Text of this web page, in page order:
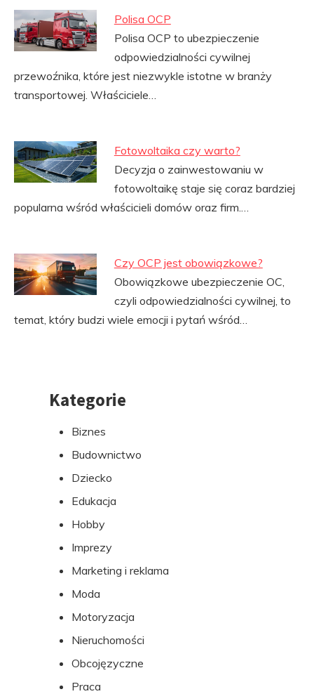
Polisa OCP
Polisa OCP to ubezpieczenie
odpowiedzialności cywilnej
przewoźnika, które jest niezwykle istotne w branży
transportowej. Właściciele…
Fotowoltaika czy warto?
Decyzja o zainwestowaniu w
fotowoltaikę staje się coraz bardziej
popularna wśród właścicieli domów oraz firm.…
Czy OCP jest obowiązkowe?
Obowiązkowe ubezpieczenie OC,
czyli odpowiedzialności cywilnej, to
temat, który budzi wiele emocji i pytań wśród…
PrzejdźKategorie
Biznes
Budownictwo
Dziecko
Edukacja
Hobby
Imprezy
Marketing i reklama
Moda
Motoryzacja
Nieruchomości
Obcojęzyczne
Praca